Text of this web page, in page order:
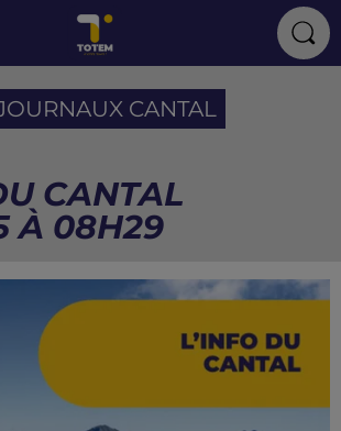
CANTAL
CANTAL
À 08H29